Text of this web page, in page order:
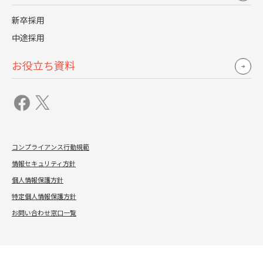
新卒採用
中途採用
お役立ち資料
コンプライアンス行動規範
情報セキュリティ方針
個人情報保護方針
特定個人情報保護方針
お問い合わせ窓口一覧
情報セキュリティ方針
特定個人情報保護方針
お問い合わせ窓口一覧